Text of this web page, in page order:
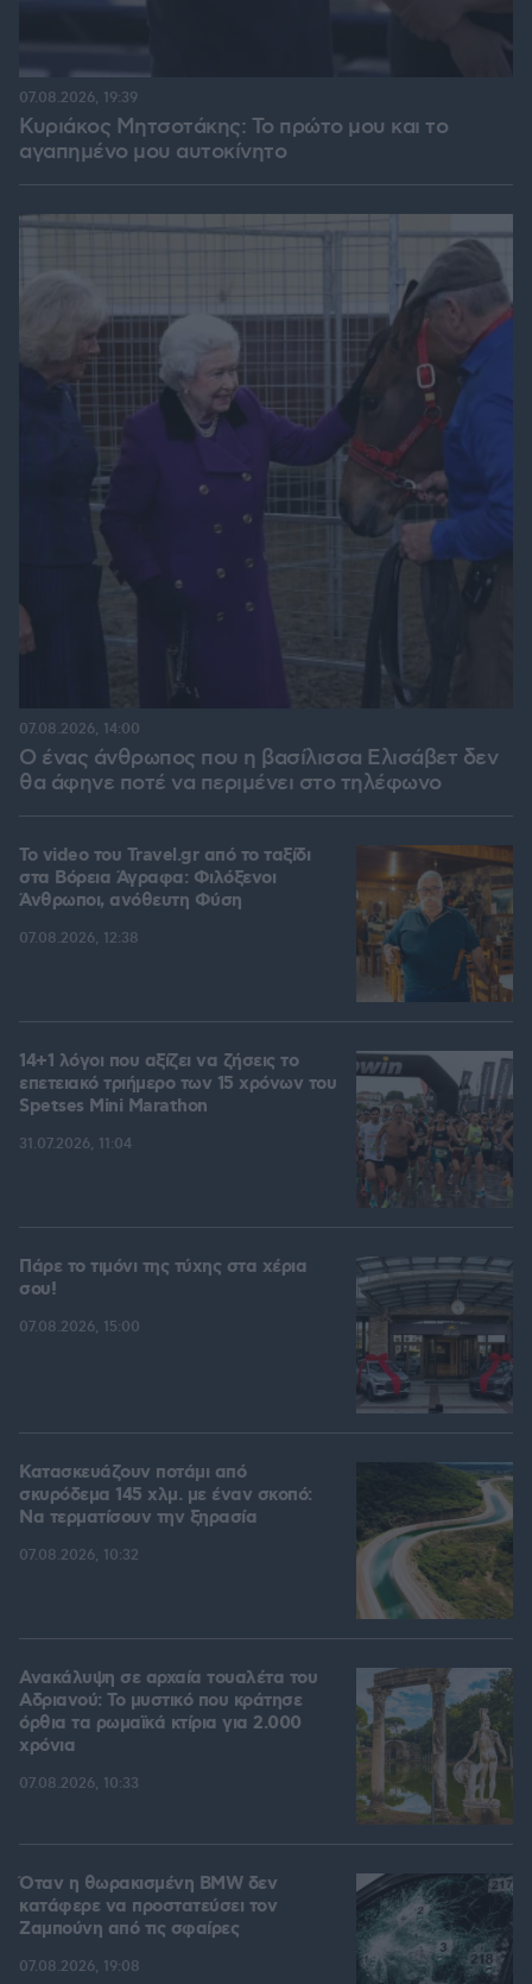
Κυριάκος Μητσοτάκης: Το πρώτο μου και το
αγαπημένο μου αυτοκίνητο
07.08.2026, 19:39
Ο ένας άνθρωπος που η βασίλισσα Ελισάβετ δεν
θα άφηνε ποτέ να περιμένει στο τηλέφωνο
07.08.2026, 14:00
To video του Travel.gr από το ταξίδι
στα Βόρεια Άγραφα: Φιλόξενοι
Άνθρωποι, ανόθευτη Φύση
07.08.2026, 12:38
14+1 λόγοι που αξίζει να ζήσεις το
επετειακό τριήμερο των 15 χρόνων του
Spetses Mini Marathon
31.07.2026, 11:04
Πάρε το τιμόνι της τύχης στα χέρια
σου!
07.08.2026, 15:00
Κατασκευάζουν ποτάμι από
σκυρόδεμα 145 χλμ. με έναν σκοπό:
Να τερματίσουν την ξηρασία
07.08.2026, 10:32
Ανακάλυψη σε αρχαία τουαλέτα του
Αδριανού: Το μυστικό που κράτησε
όρθια τα ρωμαϊκά κτίρια για 2.000
χρόνια
07.08.2026, 10:33
Όταν η θωρακισμένη BMW δεν
κατάφερε να προστατεύσει τον
Ζαμπούνη από τις σφαίρες
07.08.2026, 19:08